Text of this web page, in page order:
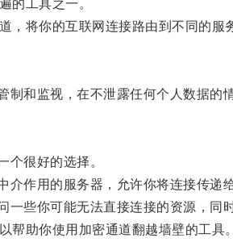
工具之一。
将你的互联网连接路由到不同的服
和监视，在不泄露任何个人数据的情
很好的选择。
作用的服务器，允许你将连接传递给
些你可能无法直接连接的资源，同时
助你使用加密通道翻越墙壁的工具。